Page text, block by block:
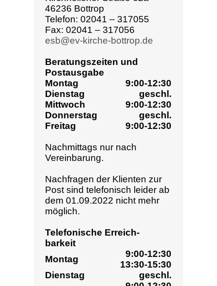
Nachfragen der Klienten zur
Post sind telefonisch leider ab
dem 01.09.2022 nicht mehr
möglich.
barkeit
Montag
13:30-15:30
Dienstag
geschl.
Mittwoch
9:00-12:30
13:30-15:30
Donnerstag
geschl.
Freitag
9:00-12:30